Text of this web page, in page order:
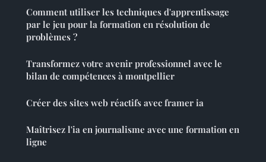
Comment utiliser les techniques d'apprentissage
par le jeu pour la formation en résolution de
problèmes ?
Transformez votre avenir professionnel avec le
bilan de compétences à montpellier
Créer des sites web réactifs avec framer ia
Maîtrisez l'ia en journalisme avec une formation en
ligne